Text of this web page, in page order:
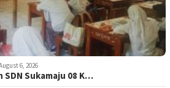
6, 2026
Sukamaju 08 K…